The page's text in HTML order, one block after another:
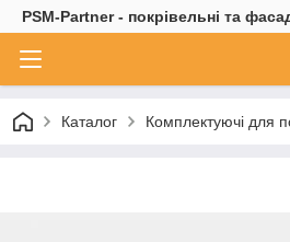
PSM-Partner - покрівельні та
Каталог Комплектуючі для